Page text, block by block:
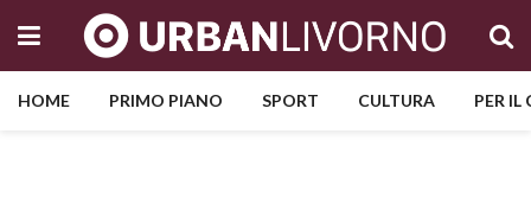
HOME PRIMO PIANO SPORT CULTURA PER